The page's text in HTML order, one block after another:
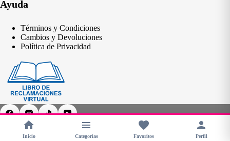
Ayuda
Términos y Condiciones
Cambios y Devoluciones
Política de Privacidad
Copyright © 2026 - CHERIMOYA Perú
Inicio Categorías Favoritos Perfil